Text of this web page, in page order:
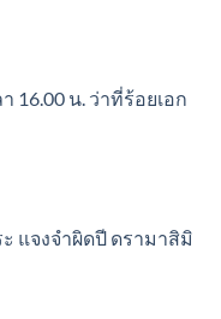
16.00 น. ว่าที่ร้อยเอก
แจงจำผิดปี ดรามาสิมิ